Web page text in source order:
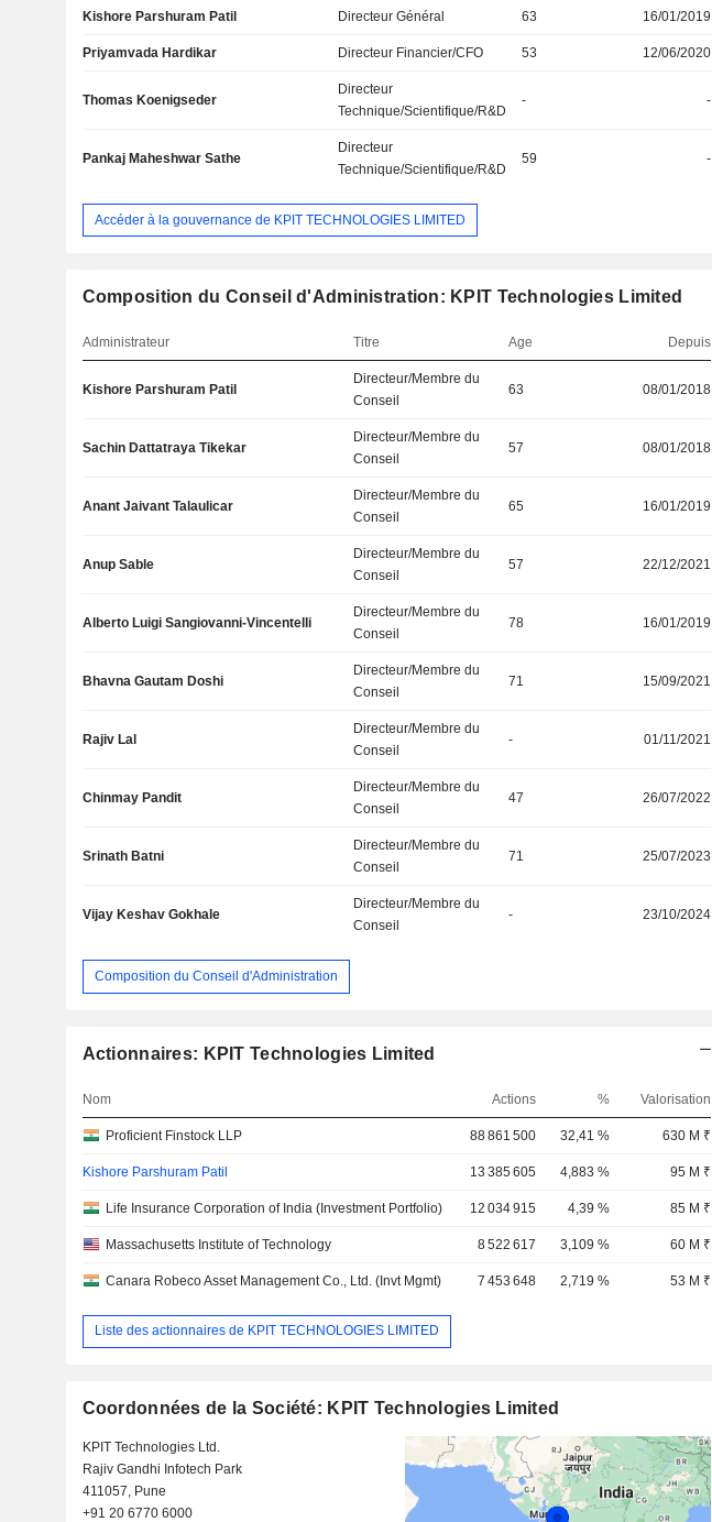
Kishore Parshuram Patil Directeur Général 63 16/01/2019
Priyamvada Hardikar Directeur Financier/CFO 53 12/06/2020
Thomas Koenigseder
Directeur
Technique/Scientifique/R&D
- -
Pankaj Maheshwar Sathe
Directeur
Technique/Scientifique/R&D
59 -
Accéder à la gouvernance de KPIT TECHNOLOGIES LIMITED
Composition du Conseil d'Administration: KPIT Technologies Limited
Administrateur Titre Age Depuis
Kishore Parshuram Patil
Directeur/Membre du
Conseil
63 08/01/2018
Sachin Dattatraya Tikekar
Directeur/Membre du
Conseil
57 08/01/2018
Anant Jaivant Talaulicar
Directeur/Membre du
Conseil
65 16/01/2019
Anup Sable
Directeur/Membre du
Conseil
57 22/12/2021
Alberto Luigi Sangiovanni-Vincentelli
Directeur/Membre du
Conseil
78 16/01/2019
Bhavna Gautam Doshi
Directeur/Membre du
Conseil
71 15/09/2021
Rajiv Lal
Directeur/Membre du
Conseil
- 01/11/2021
Chinmay Pandit
Directeur/Membre du
Conseil
47 26/07/2022
Srinath Batni
Directeur/Membre du
Conseil
71 25/07/2023
Vijay Keshav Gokhale
Directeur/Membre du
Conseil
- 23/10/2024
Composition du Conseil d'Administration
Actionnaires: KPIT Technologies Limited
Nom Actions % Valorisation
Proficient Finstock LLP 88 861 500 32,41 % 630 M ₹
Kishore Parshuram Patil 13 385 605 4,883 % 95 M ₹
Life Insurance Corporation of India (Investment Portfolio) 12 034 915 4,39 % 85 M ₹
Massachusetts Institute of Technology 8 522 617 3,109 % 60 M ₹
Canara Robeco Asset Management Co., Ltd. (Invt Mgmt) 7 453 648 2,719 % 53 M ₹
Liste des actionnaires de KPIT TECHNOLOGIES LIMITED
Coordonnées de la Société: KPIT Technologies Limited
KPIT Technologies Ltd.
Rajiv Gandhi Infotech Park
411057, Pune
+91 20 6770 6000